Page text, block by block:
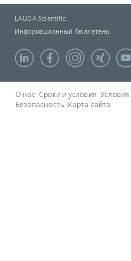
LAUDA Scientific
Информационный бюллетень
О нас Сроки и условия
Безопасность Карта сайта